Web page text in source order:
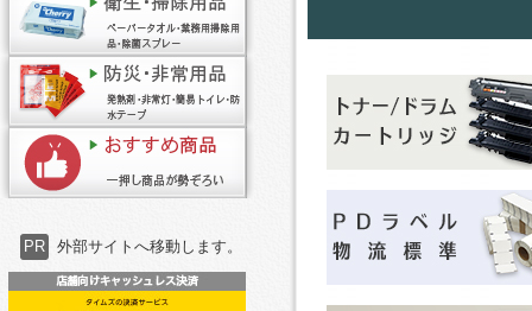
PR 外部サイトへ移動します。